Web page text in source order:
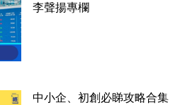
李聲揚專欄
中小企、初創必睇攻略合集